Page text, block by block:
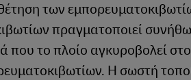
των
πραγματοποιεί
που το πλοίο αγκυροβολεί
Η σωστή